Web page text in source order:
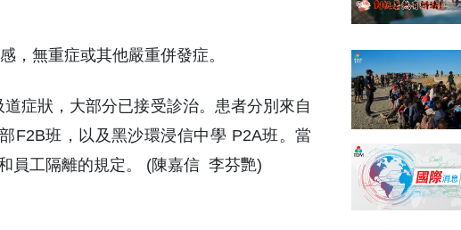
，無重症或其他嚴重併發症。
症狀，大部分已接受診治。患者分別來自
F2B班，以及黑沙環浸信中學 P2A班。當
員工隔離的規定。 (陳嘉信 李芬艷)